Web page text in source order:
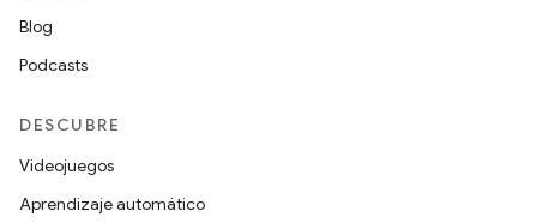
Blog
Podcasts
DESCUBRE
Videojuegos
Aprendizaje automático